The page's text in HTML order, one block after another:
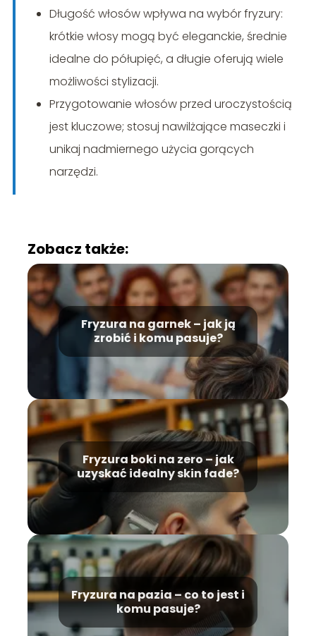
Długość włosów wpływa na wybór fryzury:
krótkie włosy mogą być eleganckie, średnie
idealne do półupięć, a długie oferują wiele
możliwości stylizacji.
Przygotowanie włosów przed uroczystością
jest kluczowe; stosuj nawilżające maseczki i
unikaj nadmiernego użycia gorących
narzędzi.
Zobacz także:
Fryzura na garnek – jak ją
zrobić i komu pasuje?
Fryzura boki na zero – jak
uzyskać idealny skin fade?
Fryzura na pazia – co to jest i
komu pasuje?